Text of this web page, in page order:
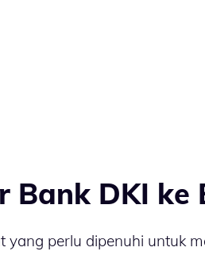
Bank DKI ke
yang perlu dipenuhi untuk